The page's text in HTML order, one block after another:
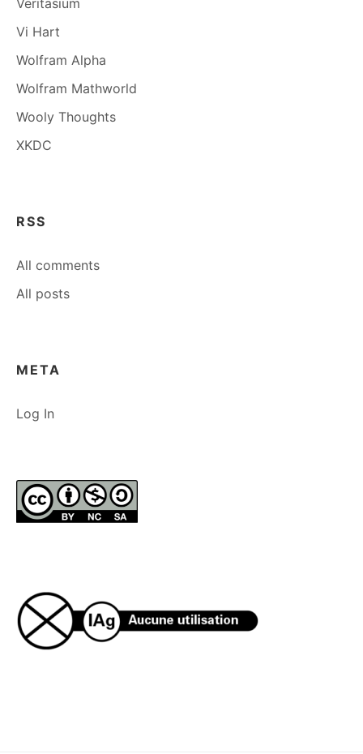
Veritasium
Vi Hart
Wolfram Alpha
Wolfram Mathworld
Wooly Thoughts
XKDC
RSS
All comments
All posts
META
Log In